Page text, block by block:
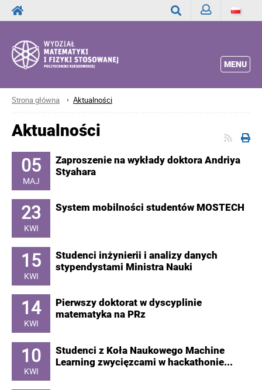
MENU
Strona główna Aktualności
Aktualności
05
MAJ
Zaproszenie na wykłady doktora Andriya
Styahara
23
KWI
System mobilności studentów MOSTECH
15
KWI
Studenci inżynierii i analizy danych
stypendystami Ministra Nauki
14
KWI
Pierwszy doktorat w dyscyplinie
matematyka na PRz
10
KWI
Studenci z Koła Naukowego Machine
Learning zwycięzcami w hackathonie...